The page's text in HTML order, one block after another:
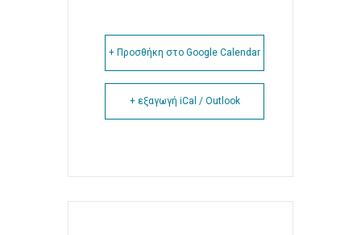
+ Προσθήκη στο Google Calendar
+ εξαγωγή iCal / Outlook